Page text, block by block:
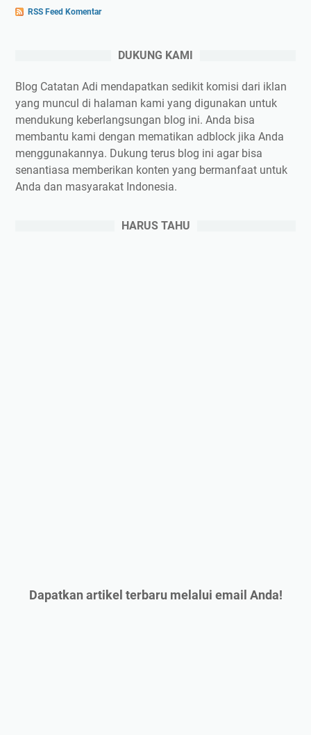
RSS Feed Komentar
DUKUNG KAMI
Blog Catatan Adi mendapatkan sedikit komisi dari iklan
yang muncul di halaman kami yang digunakan untuk
mendukung keberlangsungan blog ini. Anda bisa
membantu kami dengan mematikan adblock jika Anda
menggunakannya. Dukung terus blog ini agar bisa
senantiasa memberikan konten yang bermanfaat untuk
Anda dan masyarakat Indonesia.
HARUS TAHU
Dapatkan artikel terbaru melalui email Anda!